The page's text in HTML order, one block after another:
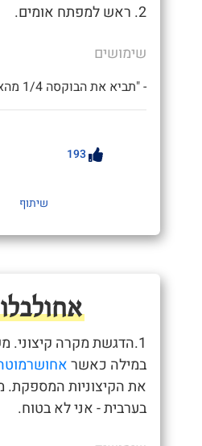
2. ראש למפתח אומים.
שימושים
- "תביא את הבוקסה 1/4 מהארגז"
193
שיתוף
1.הדגשת מקרה
במילה כאשר
את הקיצוניות המספקת.
בערבית - אני לא בטוח.